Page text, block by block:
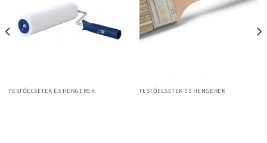
FESTŐECSETEK ÉS HENGEREK FESTŐECSETEK ÉS HENGEREK